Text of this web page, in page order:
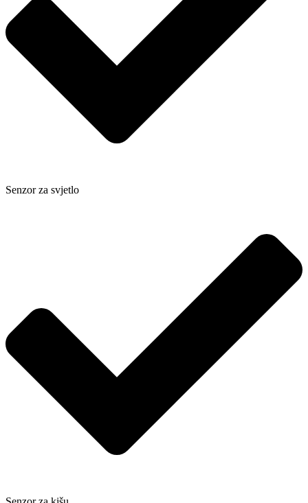
Senzor za svjetlo